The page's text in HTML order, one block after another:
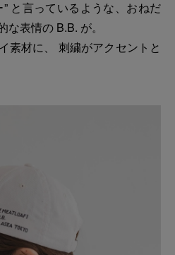
と言っているような、おねだ
表情の B.B. が。
素材に、 刺繍がアクセントと